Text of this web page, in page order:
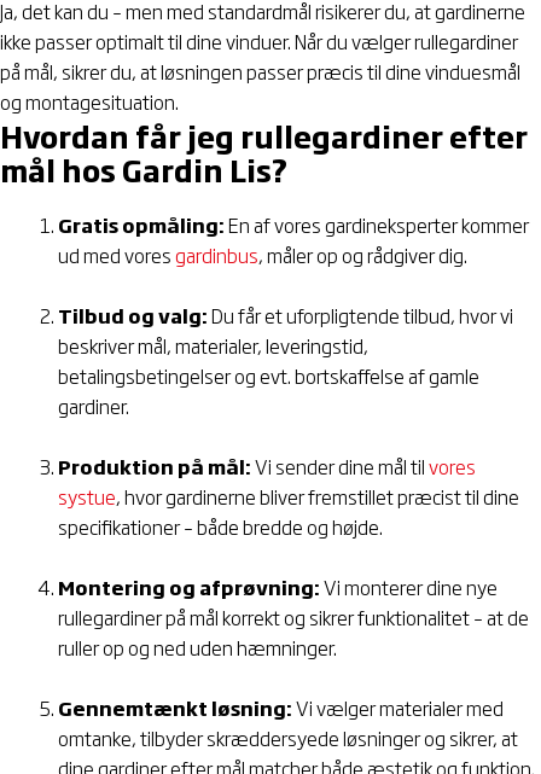
Ja, det kan du – men med standardmål risikerer du, at gardinerne
ikke passer optimalt til dine vinduer. Når du vælger rullegardiner
på mål, sikrer du, at løsningen passer præcis til dine vinduesmål
og montagesituation.
Hvordan får jeg rullegardiner efter
mål hos Gardin Lis?
Gratis opmåling:En af vores gardineksperter kommer
ud med voresgardinbus, måler op og rådgiver dig.
Tilbud og valg:Du får et uforpligtende tilbud, hvor vi
beskriver mål, materialer, leverings­tid,
betalingsbetingelser og evt. bortskaffelse af gamle
gardiner.
Produktion på mål:Vi sender dine mål tilvores
systue, hvor gardinerne bliver fremstillet præcist til dine
specifikationer – både bredde og højde.
Montering og afprøvning:Vi monterer dine nye
rullegardiner på mål korrekt og sikrer funktionalitet – at de
ruller op og ned uden hæmninger.
Gennemtænkt løsning:Vi vælger materialer med
omtanke, tilbyder skræddersyede løsninger og sikrer, at
dine gardiner efter mål matcher både æstetik og funktion.